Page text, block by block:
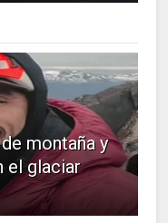
montaña y
el glaciar